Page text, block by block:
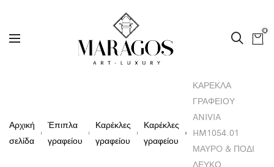
0
Αρχική
σελίδα
Έπιπλα
γραφείου
Καρέκλες
γραφείου
Καρέκλες
γραφείου
ΚΑΡΕΚΛΑ
ΓΡΑΦΕΙΟΥ
ANIVIA
HM1054.01
ΜΑΥΡO & ΠΟΔΙ
ΛΕΥΚΟ